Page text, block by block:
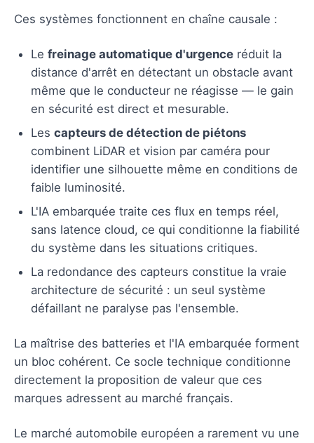
Ces systèmes fonctionnent en chaîne causale :
Le freinage automatique d'urgence réduit la
distance d'arrêt en détectant un obstacle avant
même que le conducteur ne réagisse — le gain
en sécurité est direct et mesurable.
Les capteurs de détection de piétons
combinent LiDAR et vision par caméra pour
identifier une silhouette même en conditions de
faible luminosité.
L'IA embarquée traite ces flux en temps réel,
sans latence cloud, ce qui conditionne la fiabilité
du système dans les situations critiques.
La redondance des capteurs constitue la vraie
architecture de sécurité : un seul système
défaillant ne paralyse pas l'ensemble.
La maîtrise des batteries et l'IA embarquée forment
un bloc cohérent. Ce socle technique conditionne
directement la proposition de valeur que ces
marques adressent au marché français.
Le marché automobile européen a rarement vu une